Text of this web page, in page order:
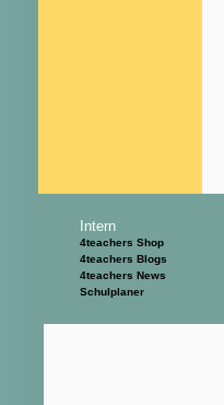
Intern
4teachers Shop
4teachers Blogs
4teachers News
Schulplaner